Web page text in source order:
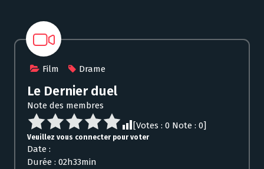
Film Drame
Le Dernier duel
Note des membres
[Votes : 0 Note : 0]
Veuillez vous connecter pour voter
Date :
Durée : 02h33min